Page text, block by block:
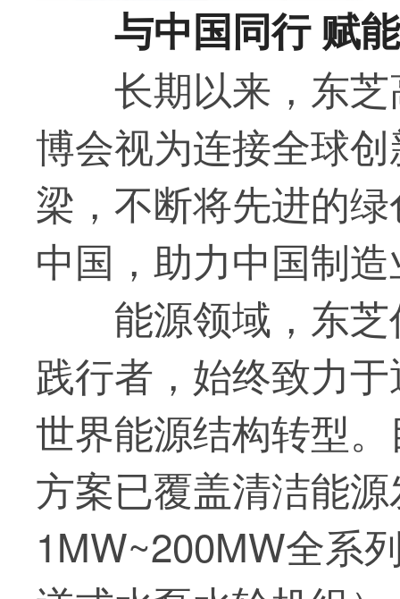
与中国同行 赋
长期以来，东
博会视为连接全球
梁，不断将先进的
中国，助力中国制
能源领域，东
践行者，始终致力
世界能源结构转型
方案已覆盖清洁能
1MW~200MW全系